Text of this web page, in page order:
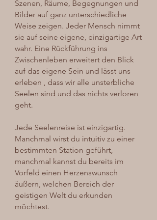
Szenen, Räume, Begegnungen und
Bilder auf ganz unterschiedliche
Weise zeigen. Jeder Mensch nimmt
sie auf seine eigene, einzigartige Art
wahr. Eine Rückführung ins
Zwischenleben erweitert den Blick
auf das eigene Sein und lässt uns
erleben , dass wir alle unsterbliche
Seelen sind und das nichts verloren
geht.
Jede Seelenreise ist einzigartig.
Manchmal wirst du intuitiv zu einer
bestimmten Station geführt,
manchmal kannst du bereits im
Vorfeld einen Herzenswunsch
äußern, welchen Bereich der
geistigen Welt du erkunden
möchtest.